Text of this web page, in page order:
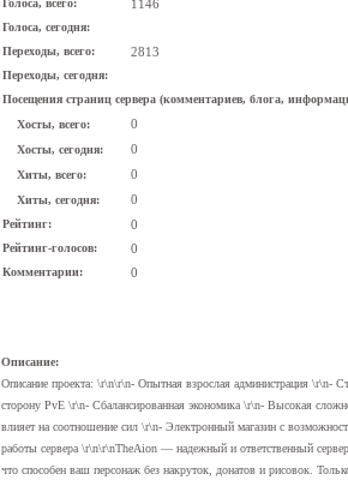
Голоса, всего:
1146
Голоса, сегодня:
Переходы, всего:
2813
Переходы, сегодня:
Посещения страниц сервера (комментариев, блога,
Хосты, всего:
0
Хосты, сегодня: 0
Хиты, всего: 0
Хиты, сегодня: 0
Рейтинг: 0
Рейтинг-голосов: 0
Комментарии: 0
Описание:
Описание проекта: \r\n\r\n- Опытная взрослая администрация \r\n-
сторону PvE \r\n- Сбалансированная экономика \r\n- Высокая
влияет на соотношение сил \r\n- Электронный магазин с
работы сервера \r\n\r\nTheAion — надежный и ответственный
что способен ваш персонаж без накруток, донатов и рисовок.